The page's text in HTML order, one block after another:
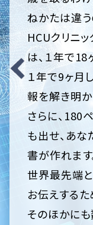
ねかたは違う
HCUクリニ
は、１年で18
１年で9ヶ月
報を解き明か
さらに、180
も出せ、あ
書が作れます
世界最先端
お伝えするた
そのほかに